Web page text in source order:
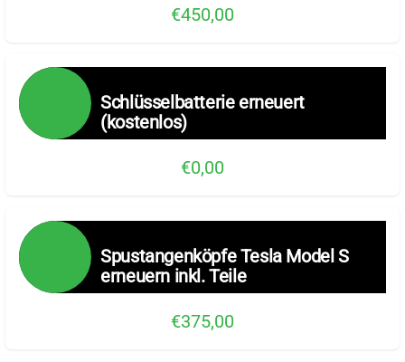
€450,00
Schlüsselbatterie erneuert
(kostenlos)
€0,00
Spustangenköpfe Tesla Model S
erneuern inkl. Teile
€375,00